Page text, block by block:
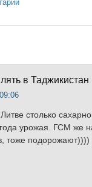
в Таджикистан
столько
урожая. ГСМ же
тоже подорожают))))